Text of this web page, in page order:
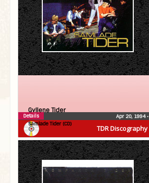
TDR Discography
Gyllene Tider
Samlade Tider (CD)
Apr 20, 1994•
Details